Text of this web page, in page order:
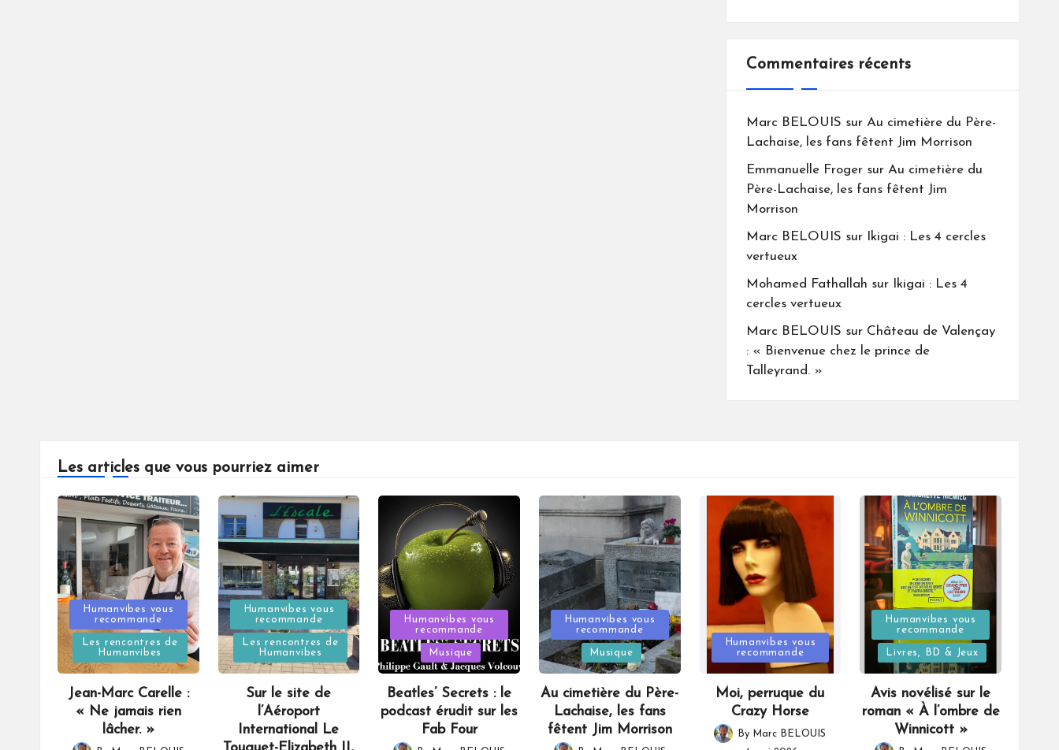
Commentaires récents
Marc BELOUIS sur Au cimetière du Père-
Lachaise, les fans fêtent Jim Morrison
Emmanuelle Frogersur Au cimetière du
Père-Lachaise, les fans fêtent Jim
Morrison
Marc BELOUIS sur
Ikigai : Les 4 cercles
vertueux
Mohamed Fathallah sur
Ikigai : Les 4
cercles vertueux
Marc BELOUIS sur Château de Valençay
: « Bienvenue chez le prince de
Talleyrand. »
Les articles que vous pourriez aimer
Posted
in
Humanvibes vous
recommande
Les rencontres de
Humanvibes
Jean-Marc Carelle :
« Ne jamais rien
lâcher. »
Posted
in
Humanvibes vous
recommande
Les rencontres de
Humanvibes
Sur le site de
l’Aéroport
International Le
Posted
in
Humanvibes vous
recommande
Musique
Beatles’ Secrets : le
podcast érudit sur les
Fab Four
Posted
in
Humanvibes vous
recommande
Musique
Au cimetière du Père-
Lachaise, les fans
fêtent Jim Morrison
Posted
in
Humanvibes vous
recommande
Moi, perruque du
Crazy Horse
Posted
By Marc BELOUIS
Posted
in
Humanvibes vous
recommande
Livres, BD & Jeux
Avis novélisé sur le
roman « À l’ombre de
Winnicott »